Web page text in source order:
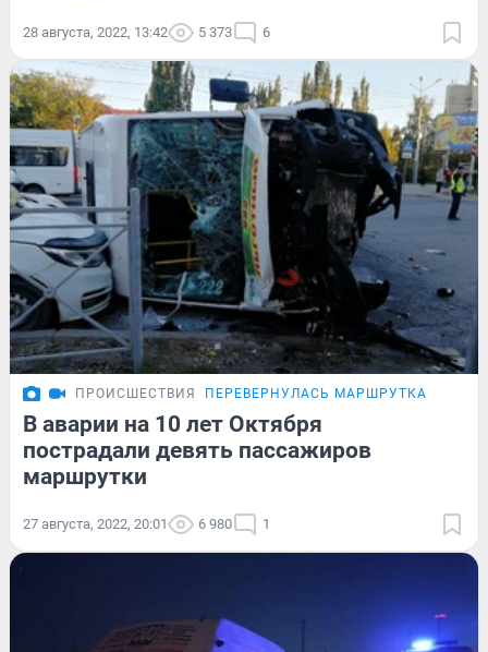
28 августа, 2022, 13:42 5 373 6
ПРОИСШЕСТВИЯ ПЕРЕВЕРНУЛАСЬ МАРШРУТКА
В аварии на 10 лет Октября
пострадали девять пассажиров
маршрутки
27 августа, 2022, 20:01 6 980 1